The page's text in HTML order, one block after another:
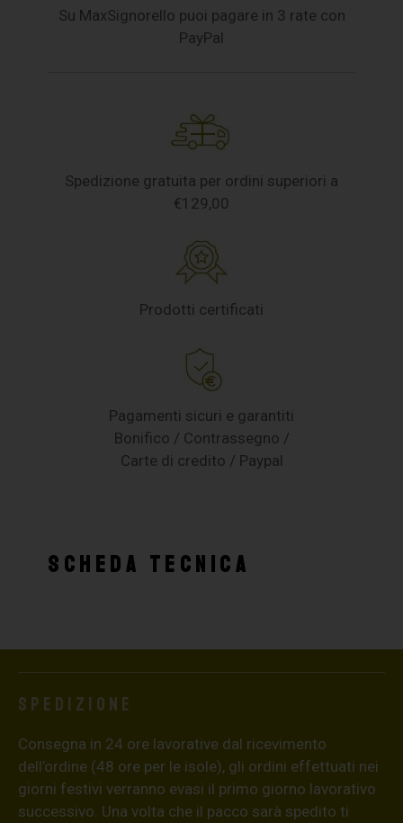
Su MaxSignorello puoi pagare in 3 rate con
PayPal
Spedizione gratuita per ordini superiori a
€129,00
Prodotti certificati
Pagamenti sicuri e garantiti
Bonifico / Contrassegno /
Carte di credito / Paypal
SCHEDA TECNICA
Spedizione
Consegna in 24 ore lavorative dal ricevimento
dell’ordine (48 ore per le isole), gli ordini effettuati nei
giorni festivi verranno evasi il primo giorno lavorativo
successivo. Una volta che il pacco sarà spedito ti